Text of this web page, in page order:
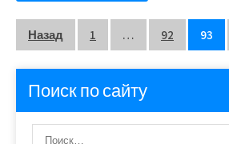
Пагинация
записей
Назад 1 … 92 93
Поиск по сайту